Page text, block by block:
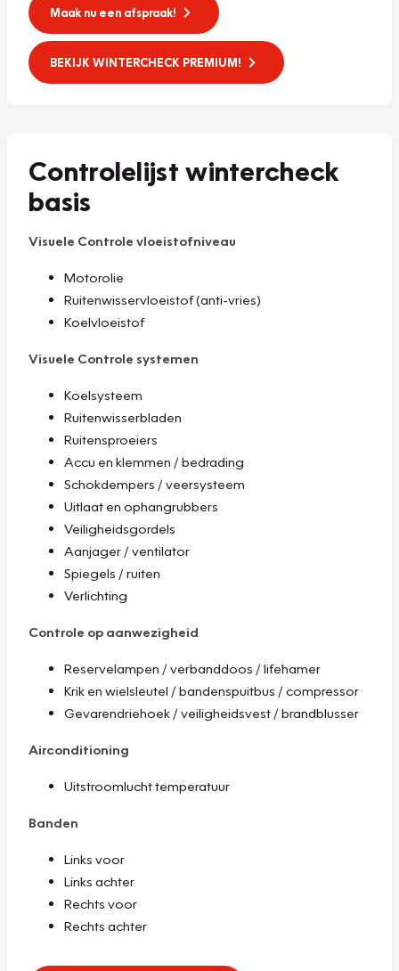
Maak nu een afspraak!
BEKIJK WINTERCHECK PREMIUM!
Controlelijst wintercheck
basis
Visuele Controle vloeistofniveau
Motorolie
Ruitenwisservloeistof (anti-vries)
Koelvloeistof
Visuele Controle systemen
Koelsysteem
Ruitenwisserbladen
Ruitensproeiers
Accu en klemmen / bedrading
Schokdempers / veersysteem
Uitlaat en ophangrubbers
Veiligheidsgordels
Aanjager / ventilator
Spiegels / ruiten
Verlichting
Controle op aanwezigheid
Reservelampen / verbanddoos / lifehamer
Krik en wielsleutel / bandenspuitbus / compressor
Gevarendriehoek / veiligheidsvest / brandblusser
Airconditioning
Uitstroomlucht temperatuur
Banden
Links voor
Links achter
Rechts voor
Rechts achter